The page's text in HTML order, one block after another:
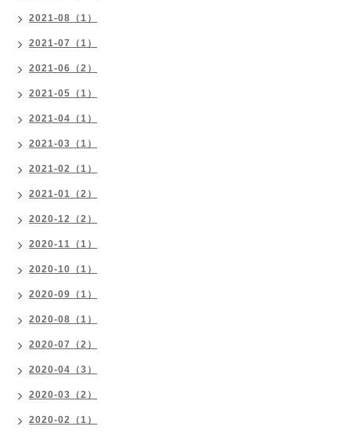
2021-08（1）
2021-07（1）
2021-06（2）
2021-05（1）
2021-04（1）
2021-03（1）
2021-02（1）
2021-01（2）
2020-12（2）
2020-11（1）
2020-10（1）
2020-09（1）
2020-08（1）
2020-07（2）
2020-04（3）
2020-03（2）
2020-02（1）